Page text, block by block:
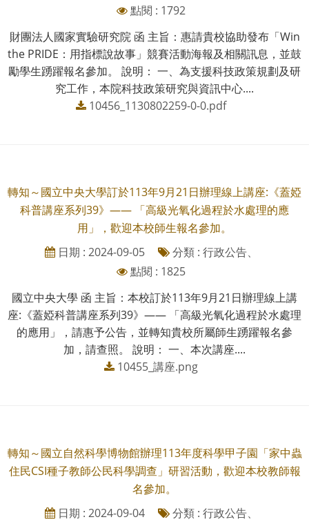
點閱 : 1792
財團法人國家實驗研究院 函 主旨：惠請貴校協助發布「Win
the PRIDE：用指標說故事」競賽活動海報及相關訊息，並鼓
勵學生踴躍報名參加。 說明： 一、為支援科技政策規劃及研
究工作，本院科技政策研究與資訊中心....
10456_1130802259-0-0.pdf
轉知～國立中央大學訂於113年9月21日辦理線上講座:《蓋婭
科普講座系列39》—— 「高級光氧化過程於水處理的應
用」，歡迎本校師生報名參加。
日期 : 2024-09-05
分類 : 行政公告、
點閱 : 1825
國立中央大學 函 主旨：本校訂於113年9月21日辦理線上講
座:《蓋婭科普講座系列39》—— 「高級光氧化過程於水處理
的應用」，請惠予公告，並轉知貴校所屬師生踴躍報名參
加，請查照。 說明： 一、本次講座....
10455_講座.png
轉知～國立自然科學博物館辦理113年度科學甲子園「家中蟲
住民CSI種子教師公民科學調查」研習活動，歡迎本校教師報
名參加。
日期 : 2024-09-04
分類 : 行政公告、